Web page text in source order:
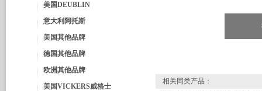
美国DEUBLIN
意大利阿托斯
美国其他品牌
德国其他品牌
欧洲其他品牌
美国VICKERS威格士
相关同类产品：